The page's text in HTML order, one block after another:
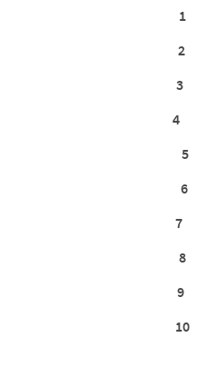
1
2
3
4
5
6
7
8
9
10